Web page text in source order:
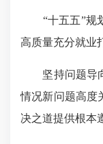
“十五五”规划
高质量充分就业
坚持问题导向
情况新问题高度
决之道提供根本